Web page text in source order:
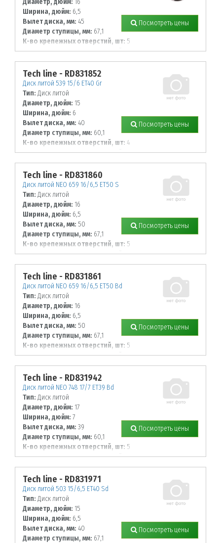
Ширина, дюйм: 6,5
Вылет диска, мм: 45
Диаметр ступицы, мм: 67,1
К-во крепежных отверстий, шт: 5
Диаметр располож. отверстий, мм:
114,3
Посмотреть цены
Tech line - RD831852
Диск литой 539 15/6 ET40 Gr
Тип: Диск литой
Диаметр, дюйм: 15
Ширина, дюйм: 6
Вылет диска, мм: 40
Диаметр ступицы, мм: 60,1
К-во крепежных отверстий, шт: 4
Диаметр располож. отверстий, мм:
100
Посмотреть цены
Tech line - RD831860
Диск литой NEO 659 16/6,5 ET50 S
Тип: Диск литой
Диаметр, дюйм: 16
Ширина, дюйм: 6,5
Вылет диска, мм: 50
Диаметр ступицы, мм: 67,1
К-во крепежных отверстий, шт: 5
Диаметр располож. отверстий, мм:
114,3
Посмотреть цены
Tech line - RD831861
Диск литой NEO 659 16/6,5 ET50 Bd
Тип: Диск литой
Диаметр, дюйм: 16
Ширина, дюйм: 6,5
Вылет диска, мм: 50
Диаметр ступицы, мм: 67,1
К-во крепежных отверстий, шт: 5
Диаметр располож. отверстий, мм:
114,3
Посмотреть цены
Tech line - RD831942
Диск литой NEO 748 17/7 ET39 Bd
Тип: Диск литой
Диаметр, дюйм: 17
Ширина, дюйм: 7
Вылет диска, мм: 39
Диаметр ступицы, мм: 60,1
К-во крепежных отверстий, шт: 5
Диаметр располож. отверстий, мм:
114,3
Посмотреть цены
Tech line - RD831971
Диск литой 503 15/6,5 ET40 Sd
Тип: Диск литой
Диаметр, дюйм: 15
Ширина, дюйм: 6,5
Вылет диска, мм: 40
Диаметр ступицы, мм: 67,1
Посмотреть цены